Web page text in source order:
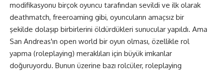
modifikasyonu birçok oyuncu tarafından sevildi ve ilk olarak
deathmatch, freeroaming gibi, oyuncuların amaçsız bir
şekilde dolaşıp birbirlerini öldürdükleri sunucular yapıldı. Ama
San Andreas'ın open world bir oyun olması, özellikle rol
yapma (roleplaying) meraklıları için büyük imkanlar
doğuruyordu. Bunun üzerine bazı rolcüler, roleplaying